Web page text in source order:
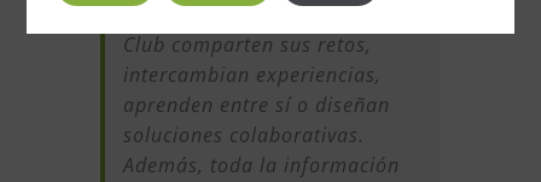
mediante la cual los socios del
Club comparten sus retos,
intercambian experiencias,
aprenden entre sí o diseñan
soluciones colaborativas.
Además, toda la información